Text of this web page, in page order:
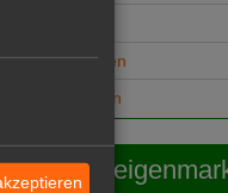
aufgeben
aufgeben